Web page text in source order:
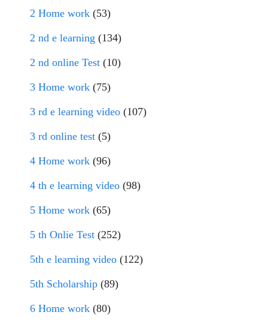
2 Home work (53)
2 nd e learning (134)
2 nd online Test (10)
3 Home work (75)
3 rd e learning video (107)
3 rd online test (5)
4 Home work (96)
4 th e learning video (98)
5 Home work (65)
5 th Onlie Test (252)
5th e learning video (122)
5th Scholarship (89)
6 Home work (80)